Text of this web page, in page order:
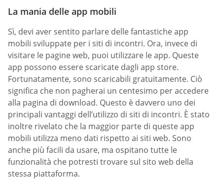
La mania delle app mobili
Sì, devi aver sentito parlare delle fantastiche app
mobili sviluppate per i siti di incontri. Ora, invece di
visitare le pagine web, puoi utilizzare le app. Queste
app possono essere scaricate dagli app store.
Fortunatamente, sono scaricabili gratuitamente. Ciò
significa che non pagherai un centesimo per accedere
alla pagina di download. Questo è davvero uno dei
principali vantaggi dell’utilizzo di siti di incontri. È stato
inoltre rivelato che la maggior parte di queste app
mobili utilizza meno dati rispetto ai siti web. Sono
anche più facili da usare, ma ospitano tutte le
funzionalità che potresti trovare sul sito web della
stessa piattaforma.